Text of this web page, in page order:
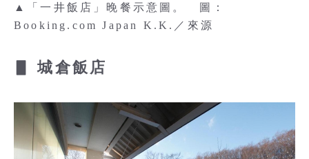
▲「一井飯店」晚餐示意圖。 圖：
Booking.com Japan K.K.／來源
▋ 城倉飯店